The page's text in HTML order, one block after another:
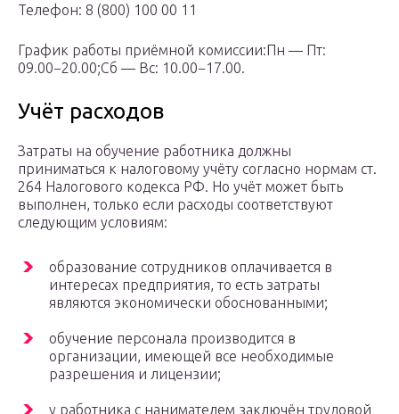
Телефон: 8 (800) 100 00 11
График работы приёмной комиссии:Пн — Пт:
09.00−20.00;Сб — Вс: 10.00−17.00.
Учёт расходов
Затраты на обучение работника должны
приниматься к налоговому учёту согласно нормам ст.
264 Налогового кодекса РФ. Но учёт может быть
выполнен, только если расходы соответствуют
следующим условиям:
образование сотрудников оплачивается в
интересах предприятия, то есть затраты
являются экономически обоснованными;
обучение персонала производится в
организации, имеющей все необходимые
разрешения и лицензии;
у работника с нанимателем заключён трудовой